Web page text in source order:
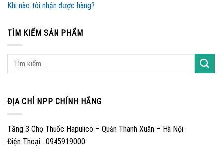
Khi nào tôi nhận được hàng?
TÌM KIẾM SẢN PHẨM
ĐỊA CHỈ NPP CHÍNH HÃNG
Tầng 3 Chợ Thuốc Hapulico – Quận Thanh Xuân – Hà Nội
Điện Thoại : 0945919000